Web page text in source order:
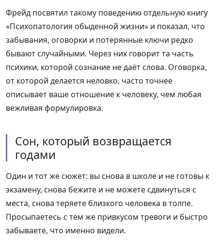
Фрейд посвятил такому поведению отдельную книгу
«Психопатология обыденной жизни» и показал, что
забывания, оговорки и потерянные ключи редко
бывают случайными. Через них говорит та часть
психики, которой сознание не даёт слова. Оговорка,
от которой делается неловко, часто точнее
описывает ваше отношение к человеку, чем любая
вежливая формулировка.
Сон, который возвращается
годами
Один и тот же сюжет: вы снова в школе и не готовы к
экзамену, снова бежите и не можете сдвинуться с
места, снова теряете близкого человека в толпе.
Просыпаетесь с тем же привкусом тревоги и быстро
забываете, что именно видели.